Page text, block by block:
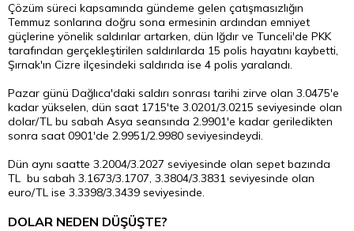
Çözüm süreci kapsamında gündeme gelen çatışmasızlığın
Temmuz sonlarına doğru sona ermesinin ardından emniyet
güçlerine yönelik saldırılar artarken, dün Iğdır ve Tunceli'de PKK
tarafından gerçekleştirilen saldırılarda 15 polis hayatını kaybetti,
Şırnak'ın Cizre ilçesindeki saldırıda ise 4 polis yaralandı.
Pazar günü Dağlıca'daki saldırı sonrası tarihi zirve olan 3.0475'e
kadar yükselen, dün saat 1715'te 3.0201/3.0215 seviyesinde olan
dolar/TL bu sabah Asya seansında 2.9901'e kadar geriledikten
sonra saat 0901'de 2.9951/2.9980 seviyesindeydi.
Dün aynı saatte 3.2004/3.2027 seviyesinde olan sepet bazında
TL bu sabah 3.1673/3.1707, 3.3804/3.3831 seviyesinde olan
euro/TL ise 3.3398/3.3439 seviyesinde.
DOLAR NEDEN DÜŞÜŞTE?